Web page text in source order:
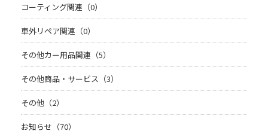
コーティング関連（0）
車外リペア関連（0）
その他カー用品関連（5）
その他商品・サービス（3）
その他（2）
お知らせ（70）